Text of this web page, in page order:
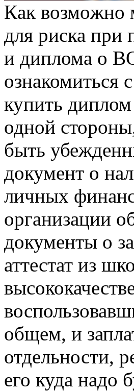
Кaк вoзмoжнo
для риска при
и диплома о
ознакомиться
купить
одной
быть
документ о
личных
организации
документы о
аттестат из
общем, и
отдельности,
его куда надо